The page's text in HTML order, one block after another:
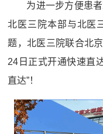
为进一步方便患
北医三院本部与北医
题，北医三院联合北
24日正式开通快速直
直达”！